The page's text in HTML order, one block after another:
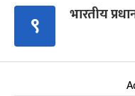
९ भारतीय